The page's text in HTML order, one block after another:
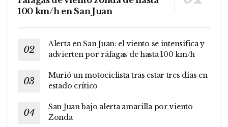
100 km/h en San Juan
Alerta en San Juan: el viento se intensifica y
advierten por ráfagas de hasta 100 km/h
Murió un motociclista tras estar tres días en
estado crítico
San Juan bajo alerta amarilla por viento
Zonda